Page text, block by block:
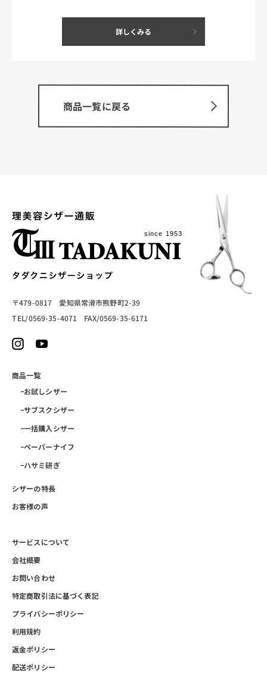
詳しくみる
商品一覧に戻る
〒479-0817 愛知県常滑市熊野町2-39
TEL/0569-35-4071 FAX/0569-35-6171
商品一覧
お試しシザー
サブスクシザー
一括購入シザー
ペーパーナイフ
ハサミ研ぎ
シザーの特長
お客様の声
サービスについて
会社概要
お問い合わせ
特定商取引法に基づく表記
プライバシーポリシー
利用規約
返金ポリシー
配送ポリシー